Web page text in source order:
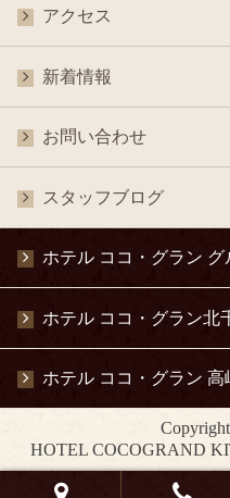
アクセス
新着情報
お問い合わせ
スタッフブログ
ホテル ココ・グラン グ
ホテル ココ・グラン北
ホテル ココ・グラン 高
HOTEL COCOGRAND